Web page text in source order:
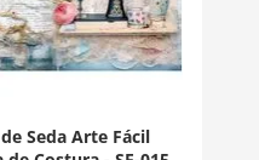
Seda Arte Fácil